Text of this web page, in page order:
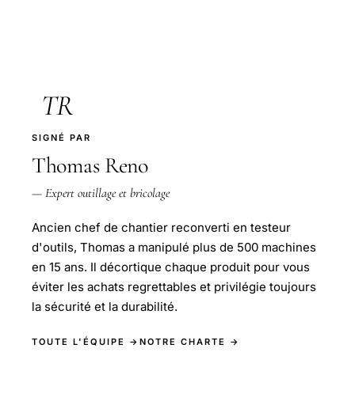
TR
SIGNÉ PAR
Thomas Reno
— Expert outillage et bricolage
Ancien chef de chantier reconverti en testeur
d'outils, Thomas a manipulé plus de 500 machines
en 15 ans. Il décortique chaque produit pour vous
éviter les achats regrettables et privilégie toujours
la sécurité et la durabilité.
TOUTE L'ÉQUIPE → NOTRE CHARTE →